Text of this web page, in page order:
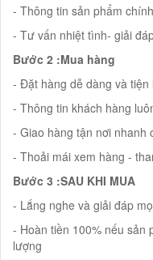
- Thông tin sản phẩm
- Tư vấn nhiệt tình- giải
Bước 2 :Mua hàng
- Đặt hàng dễ dàng và tiện
- Thông tin khách hàng
- Giao hàng tận nơi nhanh
- Thoải mái xem hàng -
Bước 3 :SAU KHI MUA
- Lắng nghe và giải đáp
- Hoàn tiền 100% nếu sản
lượng